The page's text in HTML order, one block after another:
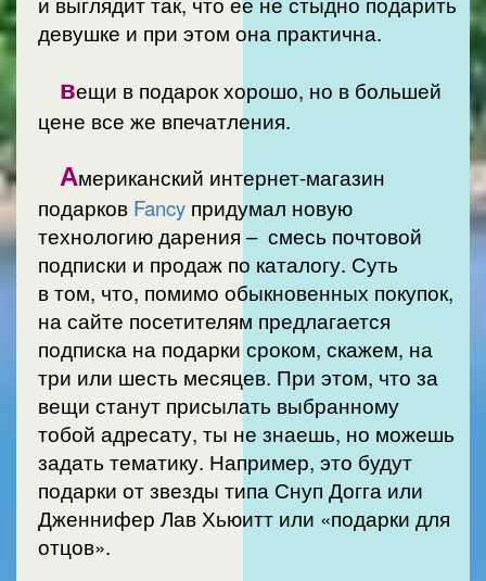
девушке и при этом она практична.
вещи в подарок хорошо, но в большей
цене все же впечатления.
Американский интернет-магазин
подарков Fancy придумал новую
технологию дарения – смесь почтовой
подписки и продаж по каталогу. Суть
в том, что, помимо обыкновенных покупок,
на сайте посетителям предлагается
подписка на подарки сроком, скажем, на
три или шесть месяцев. При этом, что за
вещи станут присылать выбранному
тобой адресату, ты не знаешь, но можешь
задать тематику. Например, это будут
подарки от звезды типа Снуп Догга или
Дженнифер Лав Хьюитт или «подарки для
отцов».